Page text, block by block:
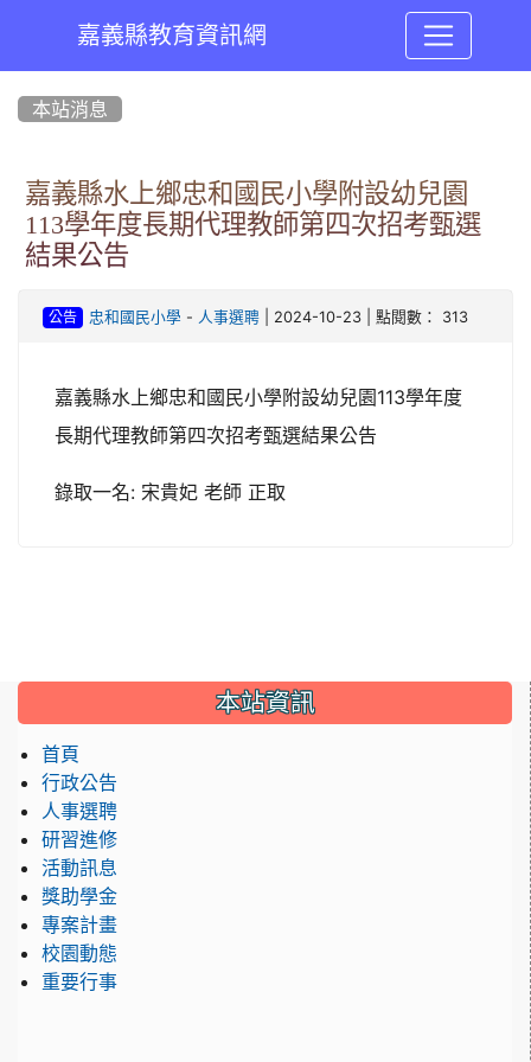
嘉義縣教育資訊網
本站消息
嘉義縣水上鄉忠和國民小學附設幼兒園
113學年度長期代理教師第四次招考甄選
結果公告
公告 忠和國民小學- 人事選聘| 2024-10-23 | 點閱數： 313
嘉義縣水上鄉忠和國民小學附設幼兒園113學年度
長期代理教師第四次招考甄選結果公告
錄取一名: 宋貴妃 老師 正取
::: 本站資訊
首頁
行政公告
人事選聘
研習進修
活動訊息
獎助學金
專案計畫
校園動態
重要行事